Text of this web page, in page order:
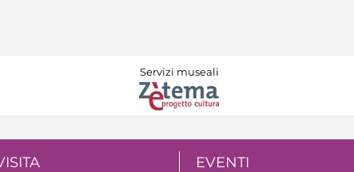
Servizi museali
EVENTI